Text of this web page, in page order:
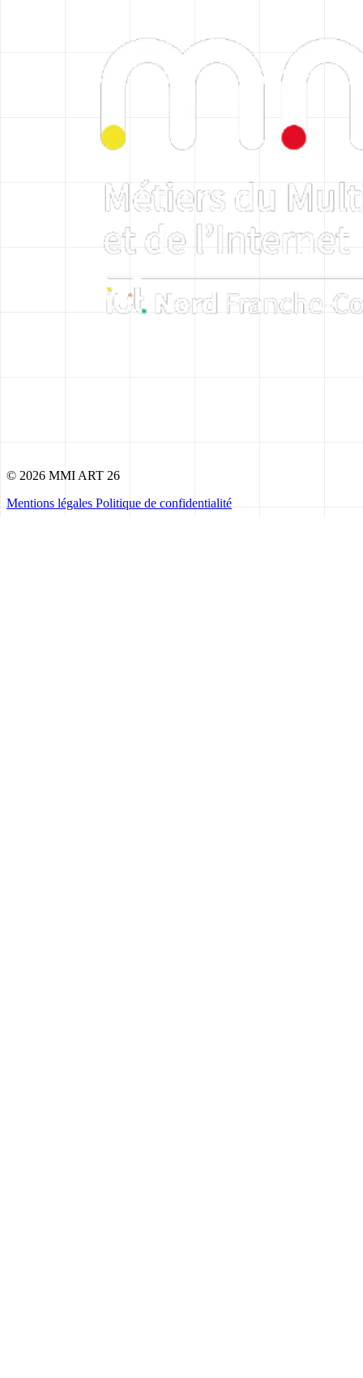
© 2026 MMI ART 26
Mentions légales Politique de confidentialité